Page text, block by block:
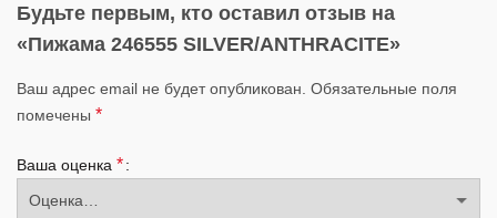
Будьте первым, кто оставил отзыв на
«Пижама 246555 SILVER/ANTHRACITE»
Ваш адрес email не будет опубликован. Обязательные поля
помечены *
Ваша оценка *